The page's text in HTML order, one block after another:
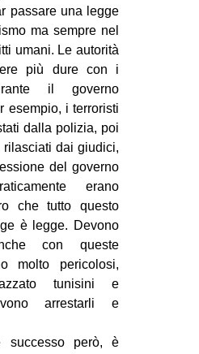
passare una legge
ma sempre nel
umani. Le autorità
più dure con i
il governo
esempio, i terroristi
dalla polizia, poi
rilasciati dai giudici,
del governo
erano
che tutto questo
è legge. Devono
con queste
molto pericolosi,
tunisini e
arrestarli e
successo però, è